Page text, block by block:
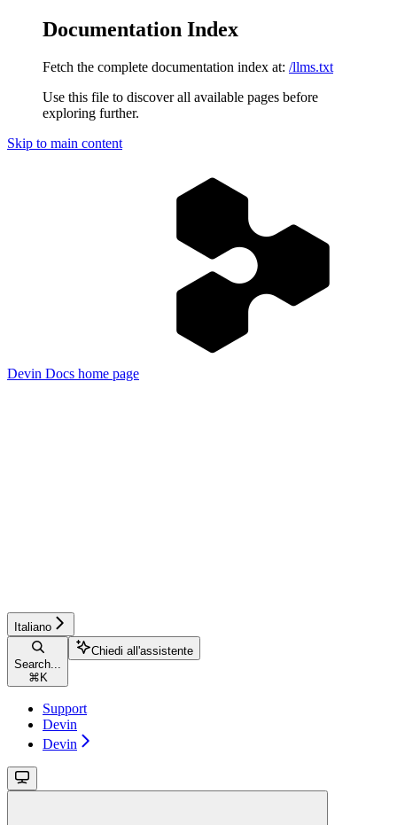
Documentation Index
Fetch the complete documentation index at: /llms.txt
Use this file to discover all available pages before
exploring further.
Skip to main content
Devin Docs home page
Italiano
Search...
⌘ K
Chiedi all'assistente
Support
Devin
Devin